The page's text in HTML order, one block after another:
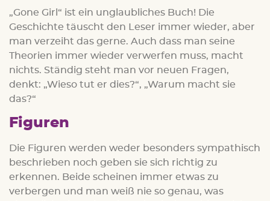
„Gone Girl“ ist ein unglaubliches Buch! Die
Geschichte täuscht den Leser immer wieder, aber
man verzeiht das gerne. Auch dass man seine
Theorien immer wieder verwerfen muss, macht
nichts. Ständig steht man vor neuen Fragen,
denkt: „Wieso tut er dies?“, „Warum macht sie
das?“
Figuren
Die Figuren werden weder besonders sympathisch
beschrieben noch geben sie sich richtig zu
erkennen. Beide scheinen immer etwas zu
verbergen und man weiß nie so genau, was